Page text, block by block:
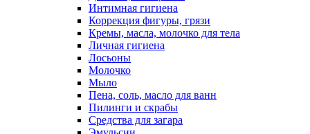
Интимная гигиена
Коррекция фигуры, грязи
Кремы, масла, молочко для тела
Личная гигиена
Лосьоны
Молочко
Мыло
Пена, соль, масло для ванн
Пилинги и скрабы
Средства для загара